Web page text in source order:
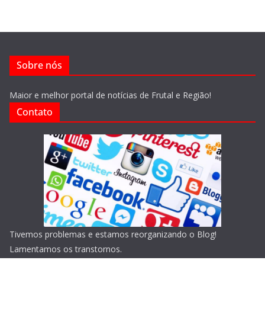
Sobre nós
Maior e melhor portal de notícias de Frutal e Região!
Contato
Tivemos problemas e estamos reorganizando o Blog!
Lamentamos os transtornos.